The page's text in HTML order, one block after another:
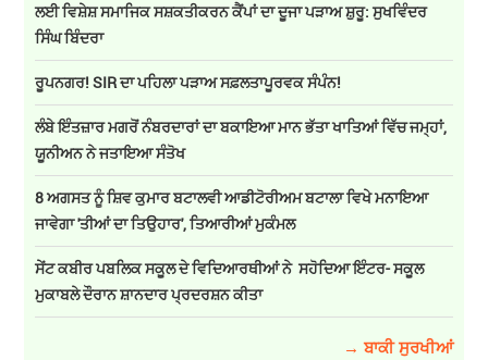
ਲਈ ਵਿਸ਼ੇਸ਼ ਸਮਾਜਿਕ ਸਸ਼ਕਤੀਕਰਨ ਕੈਂਪਾਂ ਦਾ ਦੂਜਾ ਪੜਾਅ ਸ਼ੁਰੂ: ਸੁਖਵਿੰਦਰ
ਸਿੰਘ ਬਿੰਦਰਾ
ਰੂਪਨਗਰ! SIR ਦਾ ਪਹਿਲਾ ਪੜਾਅ ਸਫ਼ਲਤਾਪੂਰਵਕ ਸੰਪੰਨ!
ਲੰਬੇ ਇੰਤਜ਼ਾਰ ਮਗਰੋਂ ਨੰਬਰਦਾਰਾਂ ਦਾ ਬਕਾਇਆ ਮਾਨ ਭੱਤਾ ਖਾਤਿਆਂ ਵਿੱਚ ਜਮ੍ਹਾਂ,
ਯੂਨੀਅਨ ਨੇ ਜਤਾਇਆ ਸੰਤੋਖ
8 ਅਗਸਤ ਨੂੰ ਸ਼ਿਵ ਕੁਮਾਰ ਬਟਾਲਵੀ ਆਡੀਟੋਰੀਅਮ ਬਟਾਲਾ ਵਿਖੇ ਮਨਾਇਆ
ਜਾਵੇਗਾ 'ਤੀਆਂ ਦਾ ਤਿਉਹਾਰ', ਤਿਆਰੀਆਂ ਮੁਕੰਮਲ
ਸੇਂਟ ਕਬੀਰ ਪਬਲਿਕ ਸਕੂਲ ਦੇ ਵਿਦਿਆਰਥੀਆਂ ਨੇ ਸਹੋਦਿਆ ਇੰਟਰ- ਸਕੂਲ
ਮੁਕਾਬਲੇ ਦੌਰਾਨ ਸ਼ਾਨਦਾਰ ਪ੍ਰਦਰਸ਼ਨ ਕੀਤਾ
→ ਬਾਕੀ ਸੁਰਖੀਆਂ